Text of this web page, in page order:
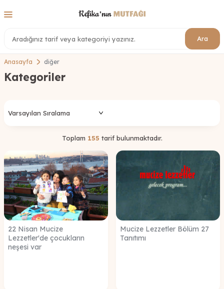
Ara
Anasayfa diğer
Kategoriler
Toplam 155 tarif bulunmaktadır.
22 Nisan Mucize
Lezzetler'de çocukların
neşesi var
Mucize Lezzetler Bölüm 27
Tanıtımı